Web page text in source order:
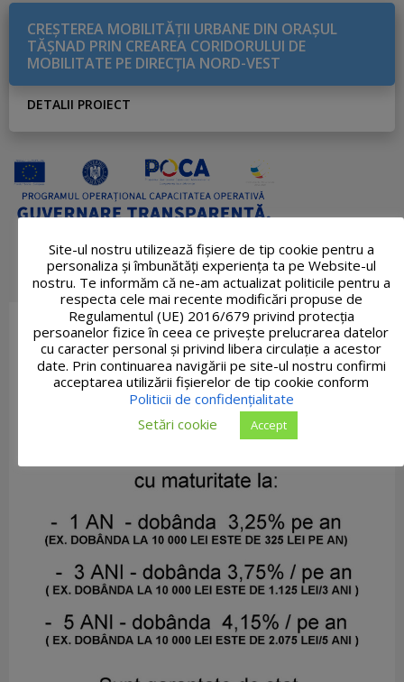
CREŞTEREA MOBILITĂŢII URBANE DIN ORAŞUL
TĂŞNAD PRIN CREAREA CORIDORULUI DE
MOBILITATE PE DIRECŢIA NORD-VEST
DETALII PROIECT
Site-ul nostru utilizează fişiere de tip cookie pentru a
personaliza și îmbunătăți experiența ta pe Website-ul
nostru. Te informăm că ne-am actualizat politicile pentru a
respecta cele mai recente modificări propuse de
Regulamentul (UE) 2016/679 privind protecția
persoanelor fizice în ceea ce privește prelucrarea datelor
cu caracter personal și privind libera circulație a acestor
date. Prin continuarea navigării pe site-ul nostru confirmi
acceptarea utilizării fişierelor de tip cookie conform
Politicii de confidențialitate
Setări cookie
Accept